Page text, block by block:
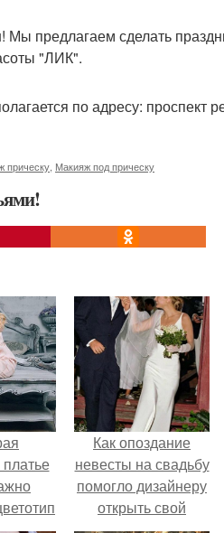
предлагаем сделать
"ЛИК".
по адресу: проспект
прическу Макияж под прическу
Как опоздание
невесты на свадьбу
помогло дизайнеру
открыть свой